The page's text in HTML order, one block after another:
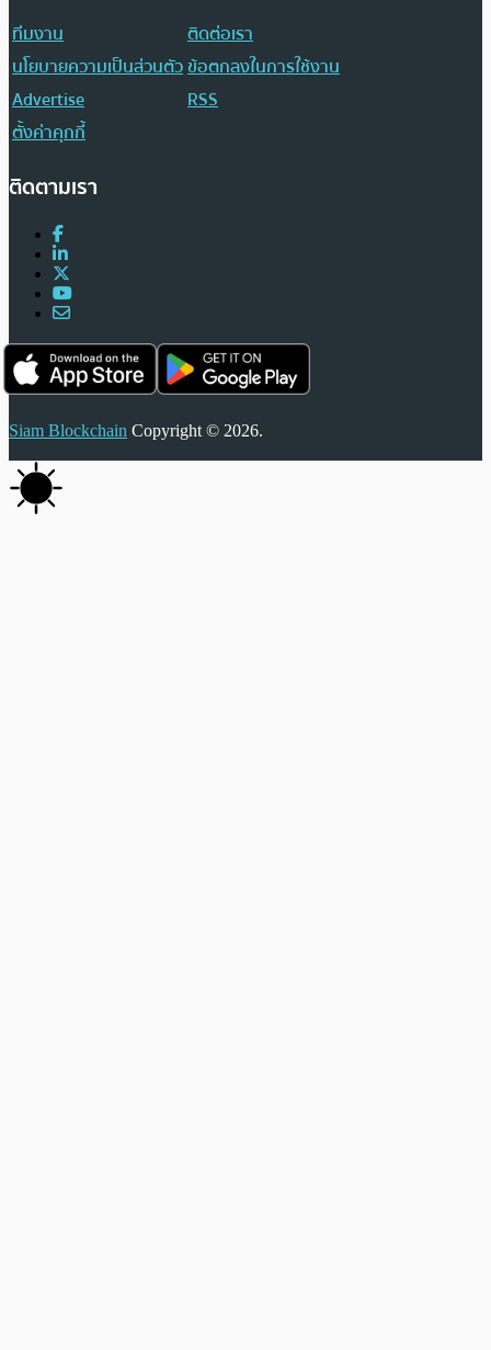
ทีมงาน
ติดต่อเรา
นโยบายความเป็นส่วนตัวข้อตกลงในการใช้งาน
Advertise
RSS
ตั้งค่าคุกกี้
ติดตามเรา
Siam Blockchain Copyright © 2026.